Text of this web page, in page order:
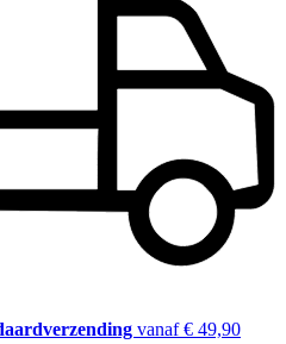
vanaf € 49,90